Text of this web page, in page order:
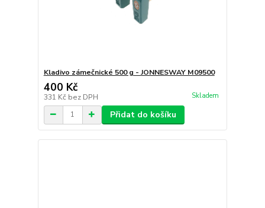
Kladivo zámečnické 500 g - JONNESWAY M09500
400 Kč
331 Kč bez DPH Skladem
Přidat do košíku